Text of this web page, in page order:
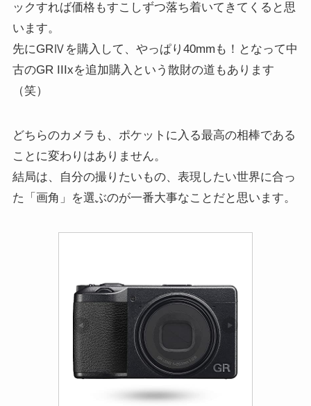
ックすれば価格もすこしずつ落ち着いてきてくると思
います。
先にGRⅣを購入して、やっぱり40mmも！となって中
古のGR IIIxを追加購入という散財の道もあります
（笑）
どちらのカメラも、ポケットに入る最高の相棒である
ことに変わりはありません。
結局は、自分の撮りたいもの、表現したい世界に合っ
た「画角」を選ぶのが一番大事なことだと思います。